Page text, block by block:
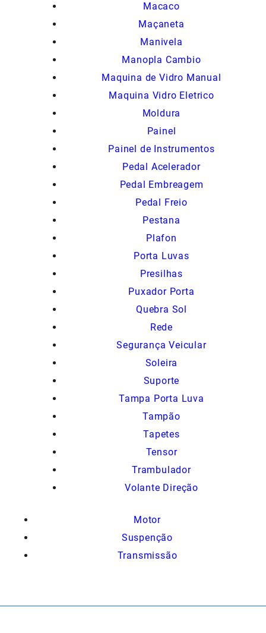
Macaco
Maçaneta
Manivela
Manopla Cambio
Maquina de Vidro Manual
Maquina Vidro Eletrico
Moldura
Painel
Painel de Instrumentos
Pedal Acelerador
Pedal Embreagem
Pedal Freio
Pestana
Plafon
Porta Luvas
Presilhas
Puxador Porta
Quebra Sol
Rede
Segurança Veicular
Soleira
Suporte
Tampa Porta Luva
Tampão
Tapetes
Tensor
Trambulador
Volante Direção
Motor
Suspenção
Transmissão